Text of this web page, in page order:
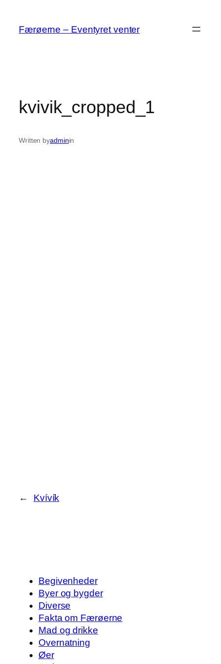
indhold
Færøerne – Eventyret venter
kvivik_cropped_1
Written byadminin
← Kvívík
Begivenheder
Byer og bygder
Diverse
Fakta om Færøerne
Mad og drikke
Overnatning
Øer